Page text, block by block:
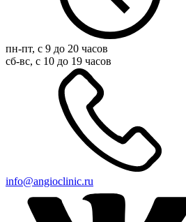
пн-пт, с 9 до 20 часов
сб-вс, с 10 до 19 часов
info@angioclinic.ru